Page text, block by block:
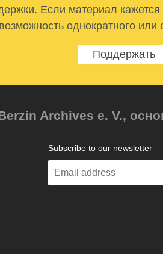
Если материал
однократного
Поддержать
Archives e. V.,
Subscribe to our newsletter
Enter